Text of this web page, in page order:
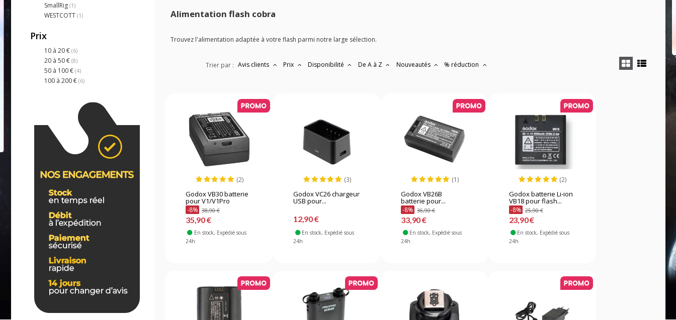
SmallRig (1)
WESTCOTT (1)
Prix
10 à 20 € (6)
20 à 50 € (8)
50 à 100 € (4)
100 à 200 € (6)
Alimentation flash cobra
Trouvez l'alimentation adaptée à votre flash parmi notre large sélection.
Trier par : Avis clients Prix Disponibilité De A à Z Nouveautés % réduction
(2)
Godox VB30 batterie
pour V1/V1Pro
-8% 38,90 €
35,90 €
En stock, Expédié sous
24h
(3)
Godox VC26 chargeur
USB pour...
12,90 €
En stock, Expédié sous
24h
(1)
Godox VB26B
batterie pour...
-8% 36,90 €
33,90 €
En stock, Expédié sous
24h
(2)
Godox batterie Li-ion
VB18 pour flash...
-8% 25,90 €
23,90 €
En stock, Expédié sous
24h